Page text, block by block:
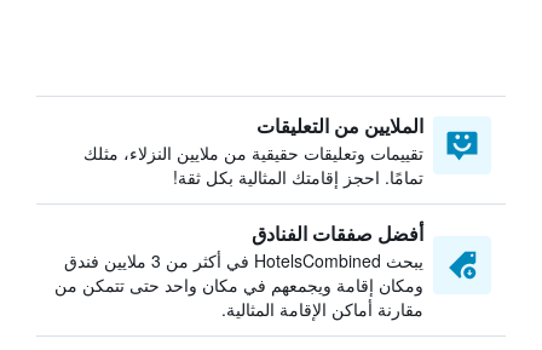
الملايين من التعليقات
تقييمات وتعليقات حقيقية من ملايين النزلاء، مثلك
تمامًا. احجز إقامتك المثالية بكل ثقة!
أفضل صفقات الفنادق
يبحث HotelsCombined في أكثر من 3 ملايين فندق
ومكان إقامة ويجمعهم في مكان واحد حتى تتمكن من
مقارنة أماكن الإقامة المثالية.